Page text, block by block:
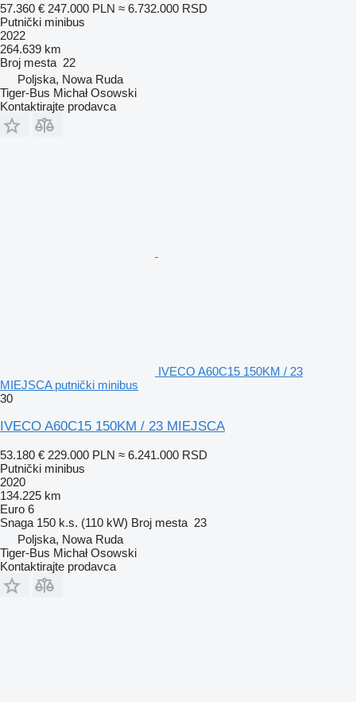
57.360 € 247.000 PLN ≈ 6.732.000 RSD
Putnički minibus
2022
264.639 km
Broj mesta 22
Poljska, Nowa Ruda
Tiger-Bus Michał Osowski
Kontaktirajte prodavca
IVECO A60C15 150KM / 23
MIEJSCA putnički minibus
30
IVECO A60C15 150KM / 23 MIEJSCA
53.180 € 229.000 PLN ≈ 6.241.000 RSD
Putnički minibus
2020
134.225 km
Euro 6
Snaga 150 k.s. (110 kW) Broj mesta 23
Poljska, Nowa Ruda
Tiger-Bus Michał Osowski
Kontaktirajte prodavca